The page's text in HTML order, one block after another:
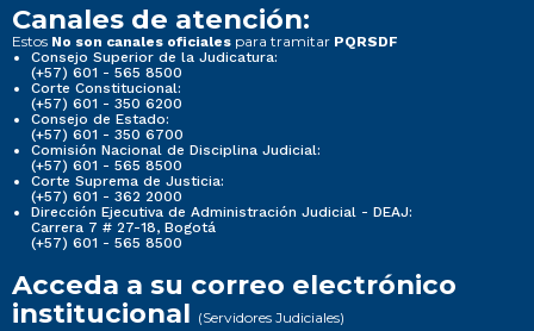
Canales de atención:
Estos No son canales oficiales para tramitar PQRSDF
Consejo Superior de la Judicatura:
(+57) 601 - 565 8500
Corte Constitucional:
(+57) 601 - 350 6200
Consejo de Estado:
(+57) 601 - 350 6700
Comisión Nacional de Disciplina Judicial:
(+57) 601 - 565 8500
Corte Suprema de Justicia:
(+57) 601 - 362 2000
Dirección Ejecutiva de Administración Judicial - DEAJ:
Carrera 7 # 27-18, Bogotá
(+57) 601 - 565 8500
Acceda a su correo electrónico
institucional (Servidores Judiciales)